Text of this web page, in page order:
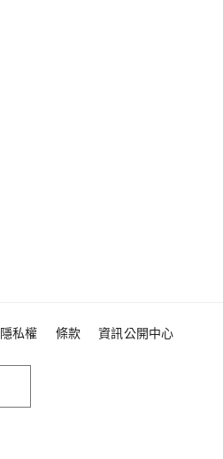
隱私權 條款 資訊公開中心